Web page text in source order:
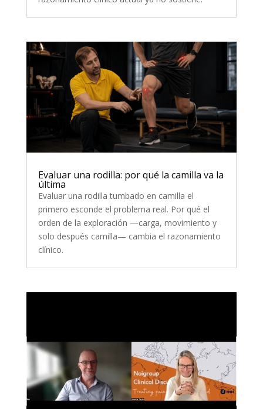
Evaluar una rodilla: por qué la camilla va la
última
Evaluar una rodilla tumbado en camilla el
primero esconde el problema real. Por qué el
orden de la exploración —carga, movimiento y
solo después camilla— cambia el razonamiento
clínico.